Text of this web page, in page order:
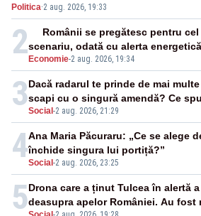
Politica·2 aug. 2026, 19:33
2 Economie-2 aug. 2026, 19:34
Românii se pregătesc pentru
scenariu, odată cu alerta energetică
3Social -2 aug. 2026, 21:29
Dacă radarul te prinde de mai
scapi cu o singură amendă? Ce
4Social -2 aug. 2026, 23:25
Ana Maria Păcuraru: „Ce se alege
închide singura lui portiță?”
5Drona care a ținut Tulcea în alertă
deasupra apelor României. Au fost